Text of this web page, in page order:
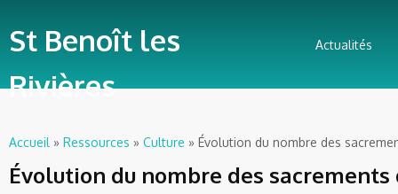
St Benoît les
Rivières
Actualités
Vous êtes ici
Accueil » Ressources » Culture » Évolution du nombre des
Évolution du nombre des